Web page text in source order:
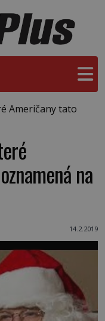
Američany tato
na
14.2.2019